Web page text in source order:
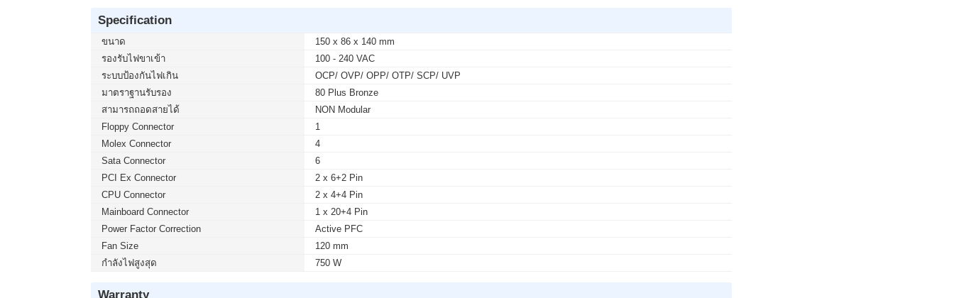
Specification
ขนาด
150 x 86 x 140 mm
รองรับไฟขาเข้า
100 - 240 VAC
ระบบป้องกันไฟเกิน
OCP/ OVP/ OPP/ OTP/ SCP/ UVP
มาตราฐานรับรอง
80 Plus Bronze
สามารถถอดสายได้
NON Modular
Floppy Connector
1
Molex Connector
4
Sata Connector
6
PCI Ex Connector
2 x 6+2 Pin
CPU Connector
2 x 4+4 Pin
Mainboard Connector
1 x 20+4 Pin
Power Factor Correction
Active PFC
Fan Size
120 mm
กำลังไฟสูงสุด
750 W
Warranty